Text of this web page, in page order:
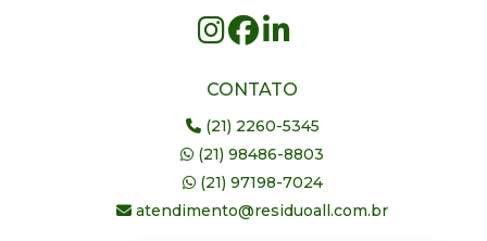
CONTATO
(21) 2260-5345
(21) 98486-8803
(21) 97198-7024
atendimento@residuoall.com.br